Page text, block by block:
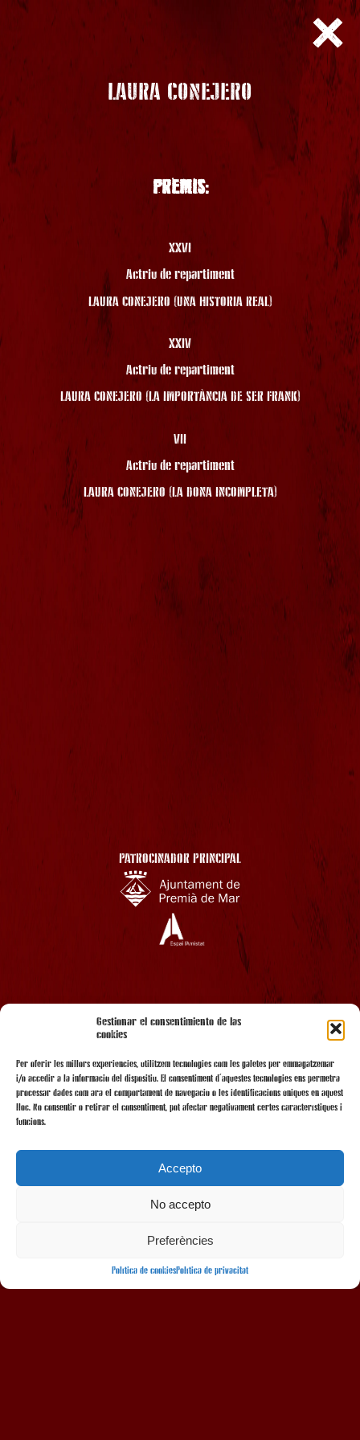
Gestionar el consentimiento de las
cookies
Per oferir les millors experiències, utilitzem tecnologies com les galetes per emmagatzemar
i/o accedir a la informació del dispositiu. El consentiment d'aquestes tecnologies ens permetrà
processar dades com ara el comportament de navegació o les identificacions úniques en aquest
lloc. No consentir o retirar el consentiment, pot afectar negativament certes característiques i
funcions.
Accepto
No accepto
Preferències
Política de cookiesPolítica de privacitat
LAURA CONEJERO
PREMIS:
XXVI
Actriu de repartiment
LAURA CONEJERO (UNA HISTORIA REAL)
XXIV
Actriu de repartiment
LAURA CONEJERO (LA IMPORTÀNCIA DE SER FRANK)
VII
Actriu de repartiment
LAURA CONEJERO (LA DONA INCOMPLETA)
PATROCINADOR PRINCIPAL
AMB EL SUPORT
AMB LA COL·LABORACIÓ